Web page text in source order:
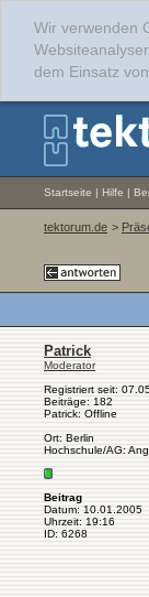
Wir verwenden
dem Einsatz
Startseite | Hilfe |
tektorum.de >
Patrick
Moderator
Registriert seit:
Beiträge: 182
Patrick: Offline
Ort: Berlin
Hochschule/AG:
Beitrag
Datum: 10.01.2005
Uhrzeit: 19:16
ID: 6268